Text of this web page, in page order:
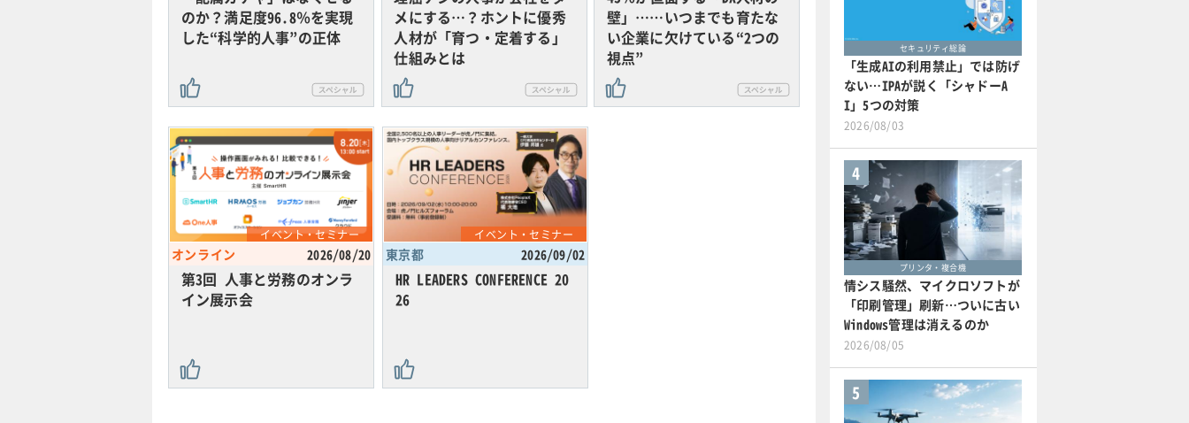
のか？満足度96.8％を実現
した“科学的人事”の正体
メにする…？ホントに優秀
人材が「育つ・定着する」
仕組みとは
壁」……いつまでも育たな
い企業に欠けている“2つの
視点”
イベント・セミナー
オンライン 2026/08/20
第3回 人事と労務のオンラ
イン展示会
イベント・セミナー
東京都 2026/09/02
HR LEADERS CONFERENCE 20
26
セキュリティ総論
「生成AIの利用禁止」では防げ
ない…IPAが説く「シャドーA
I」5つの対策
2026/08/03
4
プリンタ・複合機
情シス騒然、マイクロソフトが
「印刷管理」刷新…ついに古い
Windows管理は消えるのか
2026/08/05
5